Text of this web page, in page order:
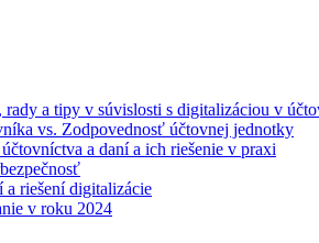
rady a tipy v súvislosti s digitalizáciou v
vs. Zodpovednosť účtovnej jednotky
a daní a ich riešenie v praxi
a riešení digitalizácie
v roku 2024